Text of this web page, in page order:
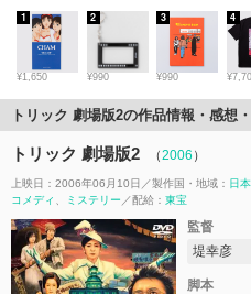
¥1,650
1
¥990
2
¥990
3 4
トリック 劇場版2の作品情報・感想
トリック 劇場版2 （2006 ）
上映日：2006年06月10日 製作国・地域： 日本
コメディ
ミステリー 配給： 東宝
監督
堤幸彦
脚本